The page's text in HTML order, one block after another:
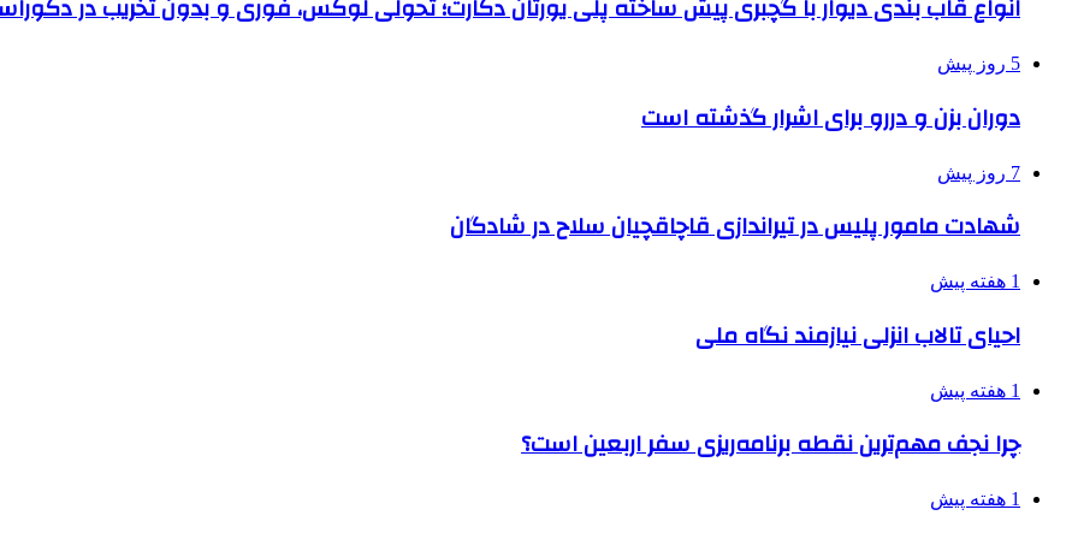
انواع قاب بندی دیوار با گچبری پیش ساخته پلی یورتان دکارت؛ تحولی لوکس، فوری و بدون تخریب در
5 روز پیش
دوران بزن و دررو برای اشرار گذشته است
7 روز پیش
شهادت مامور پلیس در تیراندازی قاچاقچیان سلاح در شادگان
1 هفته پیش
احیای تالاب انزلی نیازمند نگاه ملی
1 هفته پیش
چرا نجف مهم‌ترین نقطه برنامه‌ریزی سفر اربعین است؟
1 هفته پیش